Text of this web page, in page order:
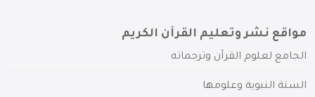
مواقع نشر وتعليم القرآن الكريم
الجامع لعلوم القرآن وترجماته
السنة النبوية وعلومها